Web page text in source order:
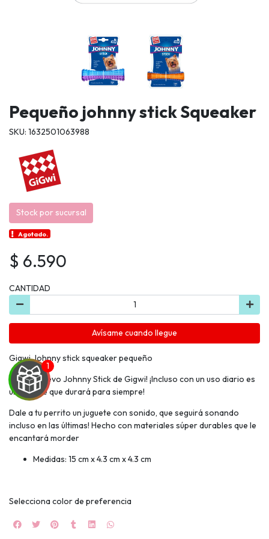
de
Pequeño johnny stick Squeaker
SKU: 1632501063988
Stock por sucursal
Agotado.
$ 6.590
CANTIDAD
Avísame cuando llegue
Gigwi Johnny stick squeaker pequeño
¡Mira el nuevo Johnny Stick de Gigwi! ¡Incluso con un uso diario es
un juguete que durará para siempre!
Dale a tu perrito un juguete con sonido, que seguirá sonando
incluso en las últimas! Hecho con materiales súper durables que le
encantará morder
Medidas: 15 cm x 4.3 cm x 4.3 cm
Selecciona color de preferencia